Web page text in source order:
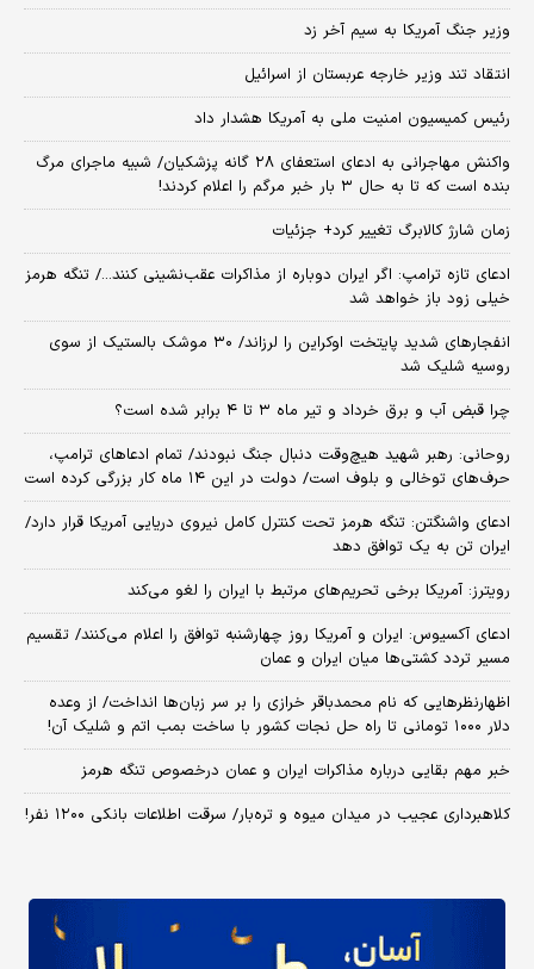
وزیر جنگ آمریکا به سیم آخر زد
انتقاد تند وزیر خارجه عربستان از اسرائیل
رئیس کمیسیون امنیت ملی به آمریکا هشدار داد
واکنش مهاجرانی به ادعای استعفای ۲۸ گانه پزشکیان/ شبیه ماجرای مرگ
بنده است که تا به حال ۳ بار خبر مرگم را اعلام کردند!
زمان شارژ کالابرگ تغییر کرد+ جزئیات
ادعای تازه ترامپ: اگر ایران دوباره از مذاکرات عقب‌نشینی کنند.../ تنگه هرمز
خیلی زود باز خواهد شد
انفجارهای شدید پایتخت اوکراین را لرزاند/ ۳۰ موشک بالستیک از سوی
روسیه شلیک شد
چرا قبض آب و برق خرداد و تیر ماه ۳ تا ۴ برابر شده است؟
روحانی: رهبر شهید هیچ‌وقت دنبال جنگ نبودند/ تمام ادعاهای ترامپ،
حرف‌های توخالی و بلوف است/ دولت در این ۱۴ ماه کار بزرگی کرده است
ادعای واشنگتن: تنگه هرمز تحت کنترل کامل نیروی دریایی آمریکا قرار دارد/
ایران تن به یک توافق دهد
رویترز: آمریکا برخی تحریم‌های مرتبط با ایران را لغو می‌کند
ادعای آکسیوس: ایران و آمریکا روز چهارشنبه توافق را اعلام می‌کنند/ تقسیم
مسیر تردد کشتی‌ها میان ایران و عمان
اظهارنظرهایی که نام محمدباقر خرازی را بر سر زبان‌ها انداخت/ از وعده
دلار ۱۰۰۰ تومانی تا راه حل نجات کشور با ساخت بمب اتم و شلیک آن!
خبر مهم بقایی درباره مذاکرات ایران و عمان درخصوص تنگه هرمز
کلاهبرداری عجیب در میدان میوه و تره‌بار/ سرقت اطلاعات بانکی ۱۲۰۰ نفر!